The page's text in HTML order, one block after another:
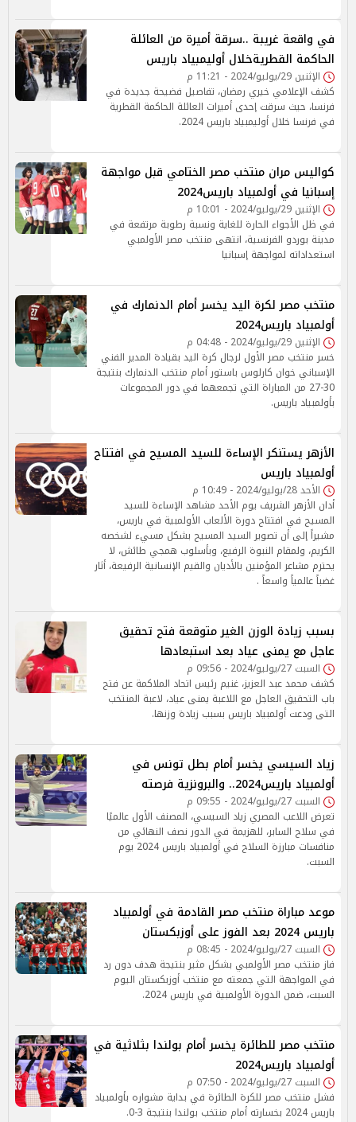
في واقعة غريبة ..سرقة أميرة من العائلة
الحاكمة القطريةخلال أوليمبياد باريس
الإثنين 29/يوليو/2024 - 11:21 م
كشف الإعلامي خيري رمضان، تفاصيل فضيحة جديدة في
فرنسا، حيث سرقت إحدى أميرات العائلة الحاكمة القطرية
في فرنسا خلال أوليمبياد باريس 2024.
كواليس مران منتخب مصر الختامي قبل مواجهة
إسبانيا في أولمبياد باريس2024
الإثنين 29/يوليو/2024 - 10:01 م
في ظل الأجواء الحارة للغاية ونسبة رطوبة مرتفعة في
مدينة بوردو الفرنسية، انتهى منتخب مصر الأولمبي
استعداداته لمواجهة إسبانيا
منتخب مصر لكرة اليد يخسر أمام الدنمارك في
أولمبياد باريس2024
الإثنين 29/يوليو/2024 - 04:48 م
خسر منتخب مصر الأول لرجال كرة اليد بقيادة المدير الفني
الإسباني خوان كارلوس باستور أمام منتخب الدنمارك بنتيجة
30-27 من المباراة التي تجمعهما في دور المجموعات
بأولمبياد باريس.
الأزهر يستنكر الإساءة للسيد المسيح في افتتاح
أولمبياد باريس
الأحد 28/يوليو/2024 - 10:49 م
أدان الأزهر الشريف يوم الأحد مشاهد الإساءة للسيد
المسيح في افتتاح دورة الألعاب الأولمبية في باريس،
مشيراً إلى أن تصوير السيد المسيح بشكل مسيء لشخصه
الكريم، ولمقام النبوة الرفيع، وبأسلوب همجي طائش، لا
يحترم مشاعر المؤمنين بالأديان والقيم الإنسانية الرفيعة، أثار
غضباً عالمياً واسعاً .
بسبب زيادة الوزن الغير متوقعة فتح تحقيق
عاجل مع يمنى عياد بعد استبعادها
السبت 27/يوليو/2024 - 09:56 م
كشف محمد عبد العزيز، غنيم رئيس اتحاد الملاكمة عن فتح
باب التحقيق العاجل مع اللاعبة يمنى عياد، لاعبة المنتخب
التى ودعت أولمبياد باريس بسبب زيادة وزنها.
زياد السيسي يخسر أمام بطل تونس في
أولمبياد باريس2024.. والبرونزية فرصته
السبت 27/يوليو/2024 - 09:55 م
تعرض اللاعب المصري زياد السيسي، المصنف الأول عالميًا
في سلاح السابر، للهزيمة في الدور نصف النهائي من
منافسات مبارزة السلاح في أولمبياد باريس 2024 يوم
السبت.
موعد مباراة منتخب مصر القادمة في أولمبياد
باريس 2024 بعد الفوز على أوزبكستان
السبت 27/يوليو/2024 - 08:45 م
فاز منتخب مصر الأولمبي بشكل مثير بنتيجة هدف دون رد
في المواجهة التي جمعته مع منتخب أوزبكستان اليوم
السبت، ضمن الدورة الأولمبية في باريس 2024.
منتخب مصر للطائرة يخسر أمام بولندا بثلاثية في
أولمبياد باريس2024
السبت 27/يوليو/2024 - 07:50 م
فشل منتخب مصر للكرة الطائرة في بداية مشواره بأولمبياد
باريس 2024 بخسارته أمام منتخب بولندا بنتيجة 3-0.